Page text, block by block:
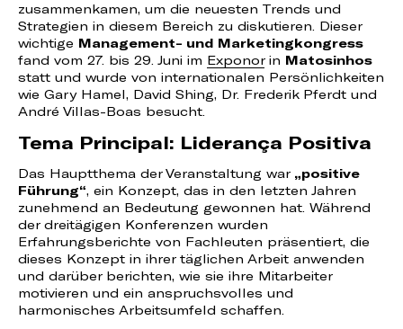
zusammenkamen, um die neuesten Trends und
Strategien in diesem Bereich zu diskutieren. Dieser
wichtige Management- und Marketingkongress
fand vom 27. bis 29. Juni im Exponorin Matosinhos
statt und wurde von internationalen Persönlichkeiten
wie Gary Hamel, David Shing, Dr. Frederik Pferdt und
André Villas-Boas besucht.
Tema Principal: Liderança Positiva
Das Hauptthema der Veranstaltung war „positive
Führung“, ein Konzept, das in den letzten Jahren
zunehmend an Bedeutung gewonnen hat. Während
der dreitägigen Konferenzen wurden
Erfahrungsberichte von Fachleuten präsentiert, die
dieses Konzept in ihrer täglichen Arbeit anwenden
und darüber berichten, wie sie ihre Mitarbeiter
motivieren und ein anspruchsvolles und
harmonisches Arbeitsumfeld schaffen.